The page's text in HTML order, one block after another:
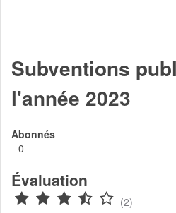
Subventions
l'année 2023
Abonnés
0
Évaluation
(2)